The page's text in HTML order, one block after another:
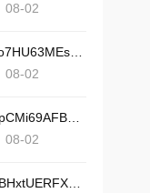
08-02
08-02
08-02